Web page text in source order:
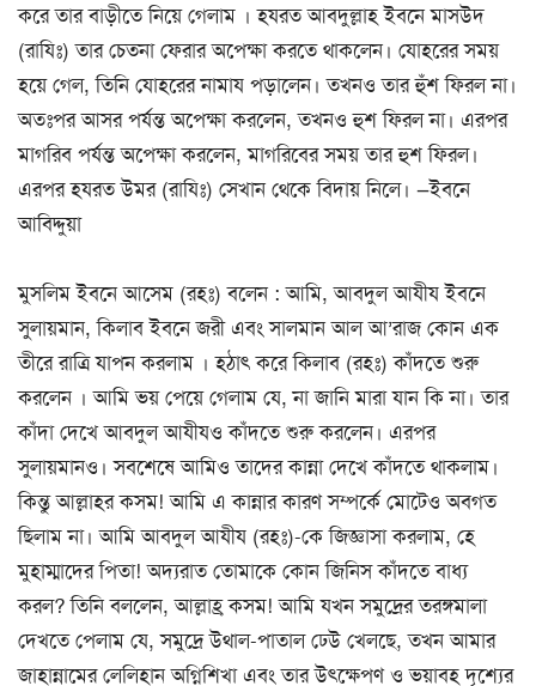
করে তার বাড়ীতে নিয়ে গেলাম । হযরত আবদুল্লাহ ইবনে মাসউদ
(রাযিঃ) তার চেতনা ফেরার অপেক্ষা করতে থাকলেন। যোহরের সময়
হয়ে গেল, তিনি যোহরের নামায পড়ালেন। তখনও তার হুঁশ ফিরল না।
অতঃপর আসর পর্যন্ত অপেক্ষা করলেন, তখনও হুশ ফিরল না। এরপর
মাগরিব পর্যন্ত অপেক্ষা করলেন, মাগরিবের সময় তার হুশ ফিরল।
এরপর হযরত উমর (রাযিঃ) সেখান থেকে বিদায় নিলে। —ইবনে
আবিদ্দুয়া
মুসলিম ইবনে আসেম (রহঃ) বলেন : আমি, আবদুল আযীয ইবনে
সুলায়মান, কিলাব ইবনে জরী এবং সালমান আল আ’রাজ কোন এক
তীরে রাত্রি যাপন করলাম । হঠাৎ করে কিলাব (রহঃ) কাঁদতে শুরু
করলেন । আমি ভয় পেয়ে গেলাম যে, না জানি মারা যান কি না। তার
কাঁদা দেখে আবদুল আযীযও কাঁদতে শুরু করলেন। এরপর
সুলায়মানও। সবশেষে আমিও তাদের কান্না দেখে কাঁদতে থাকলাম।
কিন্তু আল্লাহর কসম! আমি এ কান্নার কারণ সম্পর্কে মোটেও অবগত
ছিলাম না। আমি আবদুল আযীয (রহঃ)-কে জিজ্ঞাসা করলাম, হে
মুহাম্মাদের পিতা! অদ্যরাত তোমাকে কোন জিনিস কাঁদতে বাধ্য
করল? তিনি বললেন, আল্লাহ্র কসম! আমি যখন সমুদ্রের তরঙ্গমালা
দেখতে পেলাম যে, সমুদ্রে উথাল-পাতাল ঢেউ খেলছে, তখন আমার
জাহান্নামের লেলিহান অগ্নিশিখা এবং তার উৎক্ষেপণ ও ভয়াবহ দৃশ্যের